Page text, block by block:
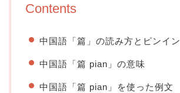
Contents
中国語「篇」の読み方とピンイン
中国語「篇 pian」の意味
中国語「篇 pian」を使った例文